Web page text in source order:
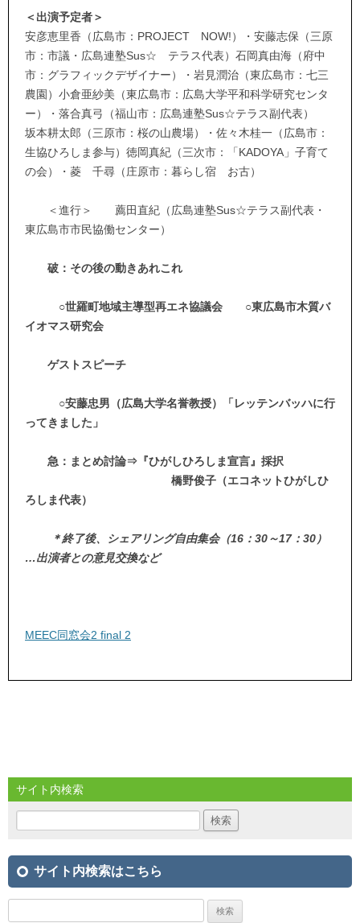
＜出演予定者＞
安彦恵里香（広島市：PROJECT NOW!）・安藤志保（三原
市：市議・広島連塾Sus☆ テラス代表）石岡真由海（府中
市：グラフィックデザイナー）・岩見潤治（東広島市：七三
農園）小倉亜紗美（東広島市：広島大学平和科学研究センタ
ー）・落合真弓（福山市：広島連塾Sus☆テラス副代表）
坂本耕太郎（三原市：桜の山農場）・佐々木桂一（広島市：
生協ひろしま参与）徳岡真紀（三次市：「KADOYA」子育て
の会）・菱 千尋（庄原市：暮らし宿 お古）
＜進行＞ 薦田直紀（広島連塾Sus☆テラス副代表・
東広島市市民協働センター）
破 ：その後の動きあれこれ
○世羅町地域主導型再エネ協議会 ○東広島市木質バ
イオマス研究会
ゲストスピーチ
○安藤忠男（広島大学名誉教授）「レッテンバッハに行
ってきました」
急 ：まとめ討論⇒『ひがしひろしま宣言』採択
橋野俊子（エコネットひがしひ
ろしま代表）
＊終了後、シェアリング自由集会（16：30～17：30）
…出演者との意見交換など
MEEC同窓会2 final 2
サイト内検索
検
サイト内検索はこちら